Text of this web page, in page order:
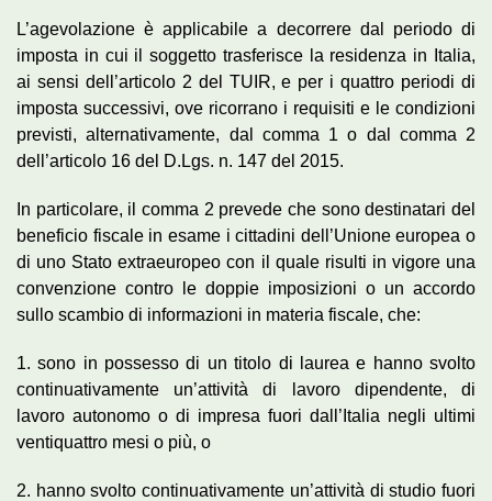
L’agevolazione è applicabile a decorrere dal periodo di
imposta in cui il soggetto trasferisce la residenza in Italia,
ai sensi dell’articolo 2 del TUIR, e per i quattro periodi di
imposta successivi, ove ricorrano i requisiti e le condizioni
previsti, alternativamente, dal comma 1 o dal comma 2
dell’articolo 16 del D.Lgs. n. 147 del 2015.
In particolare, il comma 2 prevede che sono destinatari del
beneficio fiscale in esame i cittadini dell’Unione europea o
di uno Stato extraeuropeo con il quale risulti in vigore una
convenzione contro le doppie imposizioni o un accordo
sullo scambio di informazioni in materia fiscale, che:
1. sono in possesso di un titolo di laurea e hanno svolto
continuativamente un’attività di lavoro dipendente, di
lavoro autonomo o di impresa fuori dall’Italia negli ultimi
ventiquattro mesi o più, o
2. hanno svolto continuativamente un’attività di studio fuori